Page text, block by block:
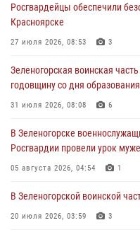
Сотрудники Росгвардии
время проведения
04 августа 2026, 08:36
В Красноярске сотрудники
в серии краж из супермаркета
04 августа 2026, 06:50
Военнослужащие
познакомили отдыхающих
03 августа 2026, 13:12 2
Росгвардейцы обеспечили
Красноярске
27 июля 2026, 08:53 3
Зеленогорская воинская
годовщину со дня образования
31 июля 2026, 08:08 6
В Зеленогорске
Росгвардии провели урок
05 августа 2026, 04:54 1
В Зеленогорской воинской
20 июля 2026, 03:59 3